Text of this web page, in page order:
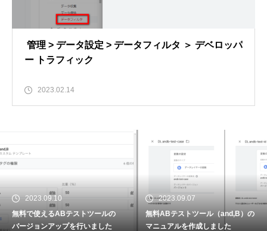
管理 > データ設定 > データフィルタ ＞ デベロッパ
ー トラフィック
2023.02.14
2023.09.10
無料で使えるABテストツールの
バージョンアップを行いました
2023.09.07
無料ABテストツール（and,B）の
マニュアルを作成しました